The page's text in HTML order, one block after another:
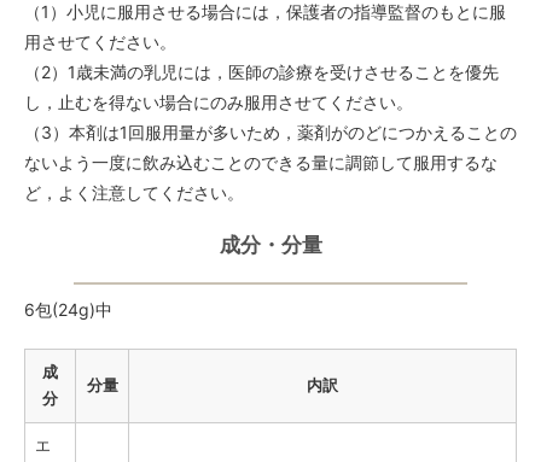
（1）小児に服用させる場合には，保護者の指導監督のもとに服
用させてください。
（2）1歳未満の乳児には，医師の診療を受けさせることを優先
し，止むを得ない場合にのみ服用させてください。
（3）本剤は1回服用量が多いため，薬剤がのどにつかえることの
ないよう一度に飲み込むことのできる量に調節して服用するな
ど，よく注意してください。
成分・分量
6包(24g)中
成
分
分量 内訳
エ